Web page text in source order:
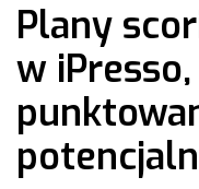
Plany
w